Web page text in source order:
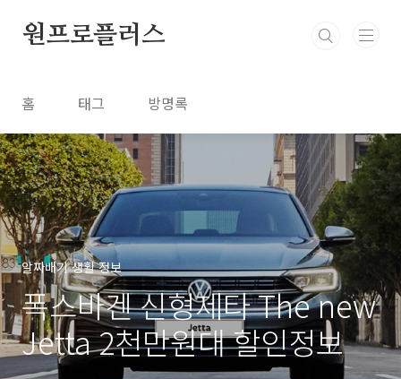
원프로플러스
홈 태그 방명록
알짜배기 생활 정보
폭스바겐 신형제타 The new
Jetta 2천만원대 할인정보